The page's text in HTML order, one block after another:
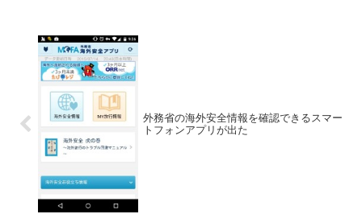
外務省の海外安全情報を確認できるスマー
トフォンアプリが出た